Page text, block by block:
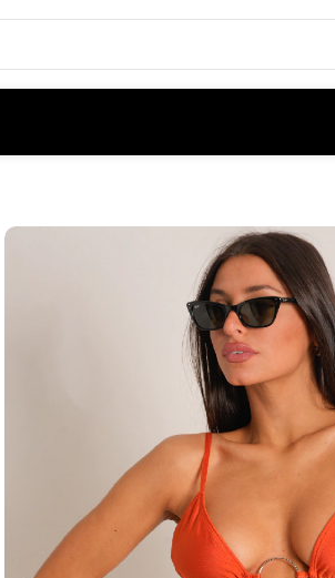
Conjunto Turbo
1,200.00